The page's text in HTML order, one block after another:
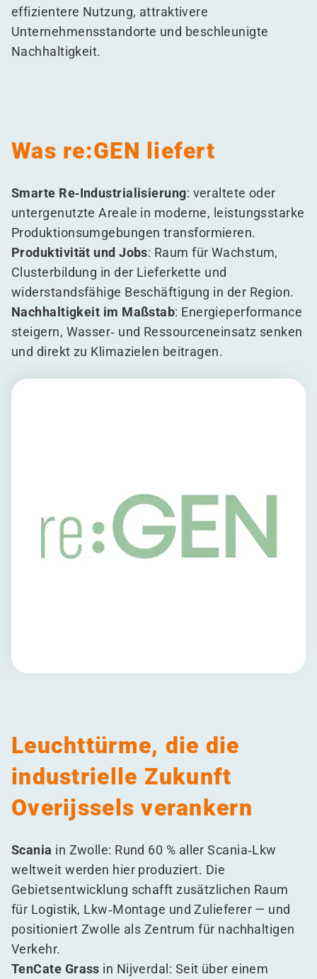
effizientere Nutzung, attraktivere
Unternehmensstandorte und beschleunigte
Nachhaltigkeit.
Was re:GEN liefert
Smarte Re‑Industrialisierung: veraltete oder
untergenutzte Areale in moderne, leistungsstarke
Produktionsumgebungen transformieren.
Produktivität und Jobs: Raum für Wachstum,
Clusterbildung in der Lieferkette und
widerstandsfähige Beschäftigung in der Region.
Nachhaltigkeit im Maßstab: Energieperformance
steigern, Wasser‑ und Ressourceneinsatz senken
und direkt zu Klimazielen beitragen.
Leuchttürme, die die
industrielle Zukunft
Overijssels verankern
Scania in Zwolle: Rund 60 % aller Scania‑Lkw
weltweit werden hier produziert. Die
Gebietsentwicklung schafft zusätzlichen Raum
für Logistik, Lkw‑Montage und Zulieferer — und
positioniert Zwolle als Zentrum für nachhaltigen
Verkehr.
TenCate Grass in Nijverdal: Seit über einem